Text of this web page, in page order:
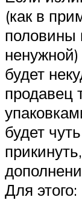
(как в
половины
будет
продавец
будет
Для этого: